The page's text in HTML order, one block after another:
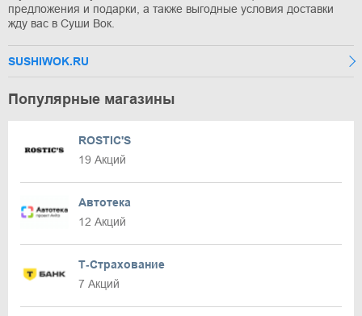
предложения и подарки, а также выгодные условия доставки
жду вас в Суши Вок.
SUSHIWOK.RU
Популярные магазины
ROSTIC'S
19 Акций
Автотека
12 Акций
Т‑Страхование
7 Акций